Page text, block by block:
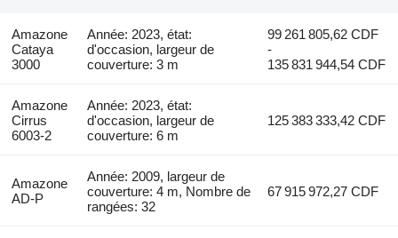
Amazone
Cataya
3000
Année: 2023, état:
d'occasion, largeur de
couverture: 3 m
99 261 805,62 CDF
-
135 831 944,54 CDF
Amazone
Cirrus
6003-2
Année: 2023, état:
d'occasion, largeur de
couverture: 6 m
125 383 333,42 CDF
Amazone
AD-P
Année: 2009, largeur de
couverture: 4 m, Nombre de
rangées: 32
67 915 972,27 CDF